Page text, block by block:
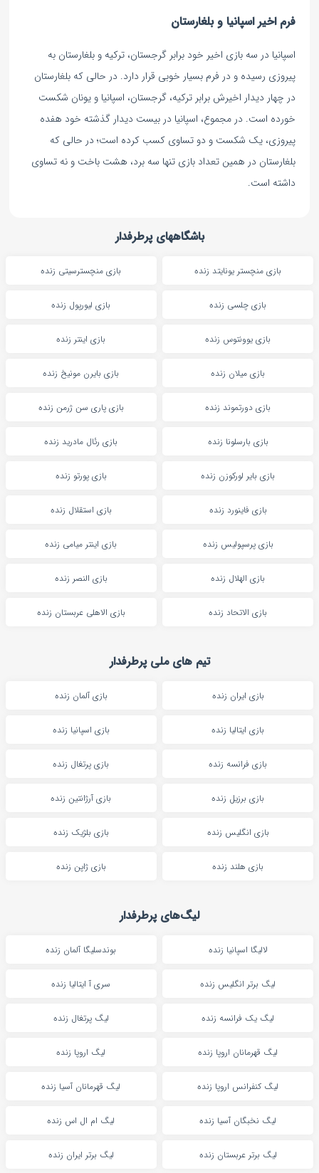
فرم اخیر اسپانیا و بلغارستان
اسپانیا در سه بازی اخیر خود برابر گرجستان، ترکیه و بلغارستان به
پیروزی رسیده و در فرم بسیار خوبی قرار دارد. در حالی که بلغارستان
در چهار دیدار اخیرش برابر ترکیه، گرجستان، اسپانیا و یونان شکست
خورده است. در مجموع، اسپانیا در بیست دیدار گذشته خود هفده
پیروزی، یک شکست و دو تساوی کسب کرده است؛ در حالی که
بلغارستان در همین تعداد بازی تنها سه برد، هشت باخت و نه تساوی
داشته است.
باشگاههای پرطرفدار
بازی منچستر یونایتد زنده بازی منچسترسیتی زنده
بازی چلسی زنده بازی لیورپول زنده
بازی یوونتوس زنده بازی اینتر زنده
بازی میلان زنده بازی بایرن مونیخ زنده
بازی دورتموند زنده بازی پاری سن ژرمن زنده
بازی بارسلونا زنده بازی رئال مادرید زنده
بازی بایر لورکوزن زنده بازی پورتو زنده
بازی فاینورد زنده بازی استقلال زنده
بازی پرسپولیس زنده بازی اینتر میامی زنده
بازی الهلال زنده بازی النصر زنده
بازی الاتحاد زنده بازی الاهلی عربستان زنده
تیم های ملی پرطرفدار
بازی ایران زنده بازی آلمان زنده
بازی ایتالیا زنده بازی اسپانیا زنده
بازی فرانسه زنده بازی پرتغال زنده
بازی برزیل زنده بازی آرژانتین زنده
بازی انگلیس زنده بازی بلژیک زنده
بازی هلند زنده بازی ژاپن زنده
لیگ‌های پرطرفدار
لالیگا اسپانیا زنده بوندسلیگا آلمان زنده
لیگ برتر انگلیس زنده سری آ ایتالیا زنده
لیگ یک فرانسه زنده لیگ پرتغال زنده
لیگ قهرمانان اروپا زنده لیگ اروپا زنده
لیگ کنفرانس اروپا زنده لیگ قهرمانان آسیا زنده
لیگ نخبگان آسیا زنده لیگ ام ال اس زنده
لیگ برتر عربستان زنده لیگ برتر ایران زنده